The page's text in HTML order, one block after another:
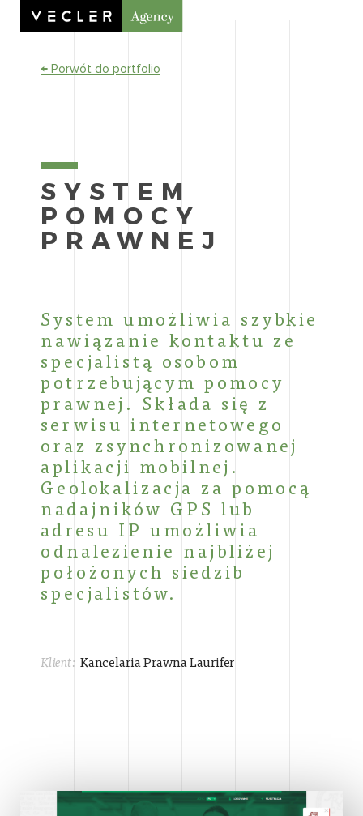
← Porwót do portfolio
SYSTEM
POMOCY
PRAWNEJ
System umożliwia szybkie
nawiązanie kontaktu ze
specjalistą osobom
potrzebującym pomocy
prawnej. Składa się z
serwisu internetowego
oraz zsynchronizowanej
aplikacji mobilnej.
Geolokalizacja za pomocą
nadajników GPS lub
adresu IP umożliwia
odnalezienie najbliżej
położonych siedzib
specjalistów.
Klient: Kancelaria Prawna Laurifer